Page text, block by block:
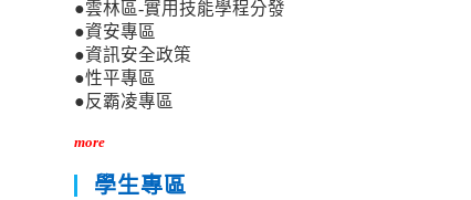
●雲林區-實用技能學程分發
●資安專區
●資訊安全政策
●性平專區
●反霸凌專區
more
學生專區